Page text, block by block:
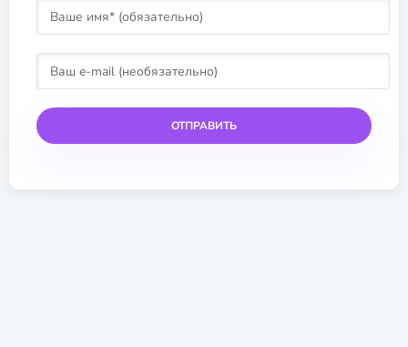
ОТПРАВИТЬ